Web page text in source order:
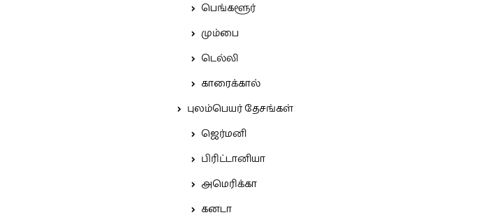
பெங்களூர்
மும்பை
டெல்லி
காரைக்கால்
புலம்பெயர் தேசங்கள்
ஜெர்மனி
பிரிட்டானியா
அமெரிக்கா
கனடா